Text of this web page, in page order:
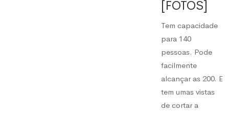
[FOTOS]
Tem capacidade
para 140
pessoas. Pode
facilmente
alcançar as 200. E
tem umas vistas
de cortar a